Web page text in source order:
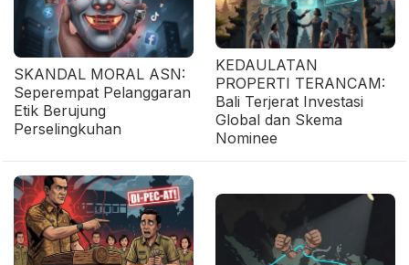
SKANDAL MORAL ASN:
Seperempat Pelanggaran
Etik Berujung
Perselingkuhan
KEDAULATAN
PROPERTI TERANCAM:
Bali Terjerat Investasi
Global dan Skema
Nominee